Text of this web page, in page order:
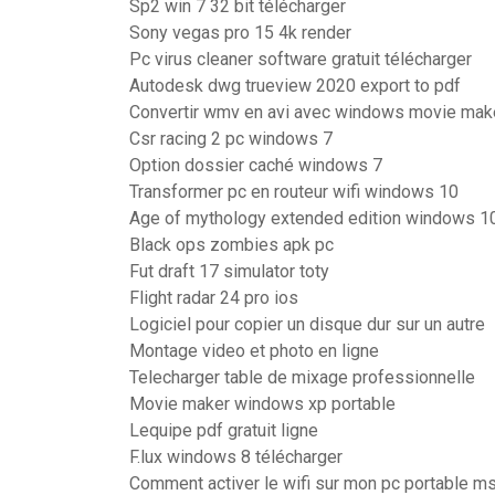
Sp2 win 7 32 bit télécharger
Sony vegas pro 15 4k render
Pc virus cleaner software gratuit télécharger
Autodesk dwg trueview 2020 export to pdf
Convertir wmv en avi avec windows movie
Csr racing 2 pc windows 7
Option dossier caché windows 7
Transformer pc en routeur wifi windows 10
Age of mythology extended edition windows 10
Black ops zombies apk pc
Fut draft 17 simulator toty
Flight radar 24 pro ios
Logiciel pour copier un disque dur sur un autre
Montage video et photo en ligne
Telecharger table de mixage professionnelle
Movie maker windows xp portable
Lequipe pdf gratuit ligne
F.lux windows 8 télécharger
Comment activer le wifi sur mon pc portable